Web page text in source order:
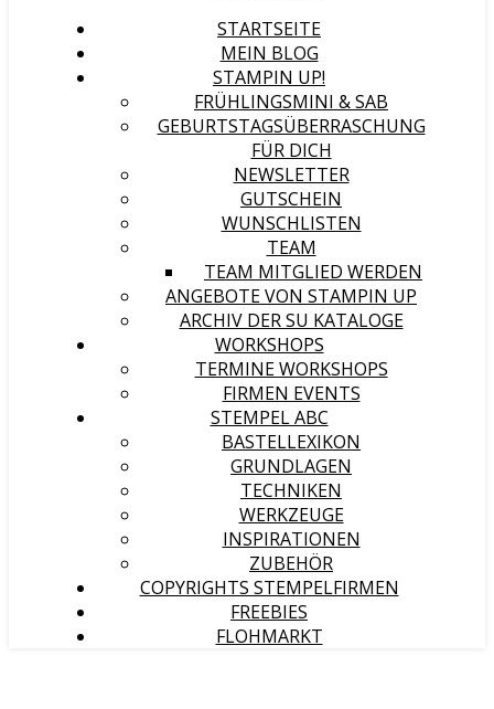
STARTSEITE
MEIN BLOG
STAMPIN UP!
FRÜHLINGSMINI & SAB
GEBURTSTAGSÜBERRASCHUNG
FÜR DICH
NEWSLETTER
GUTSCHEIN
WUNSCHLISTEN
TEAM
TEAM MITGLIED WERDEN
ANGEBOTE VON STAMPIN UP
ARCHIV DER SU KATALOGE
WORKSHOPS
TERMINE WORKSHOPS
FIRMEN EVENTS
STEMPEL ABC
BASTELLEXIKON
GRUNDLAGEN
TECHNIKEN
WERKZEUGE
INSPIRATIONEN
ZUBEHÖR
COPYRIGHTS STEMPELFIRMEN
FREEBIES
FLOHMARKT